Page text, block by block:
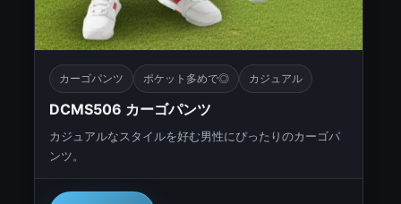
カーゴパンツ ポケット多めで◎ カジュアル
DCMS506 カーゴパンツ
カジュアルなスタイルを好む男性にぴったりのカーゴパ
ンツ。